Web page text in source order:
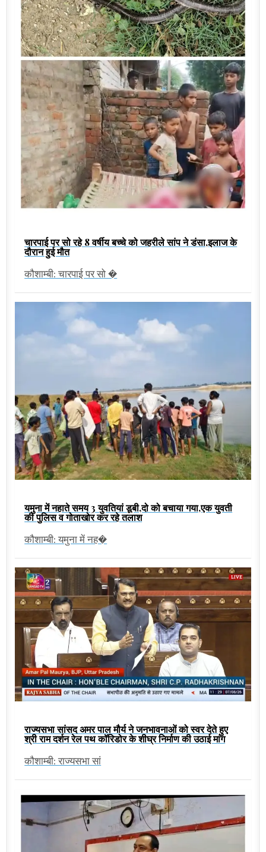
चारपाई पर सो रहे 8 वर्षीय बच्चे को जहरीले सांप ने डंसा,इलाज के
दौरान हुई मौत
कौशाम्बी: चारपाई पर सो �
यमुना में नहाते समय 3 युवतियां डूबी,दो को बचाया गया,एक युवती
की पुलिस व गोताखोर कर रहे तलाश
कौशाम्बी: यमुना में नह�
राज्यसभा सांसद अमर पाल मौर्य ने जनभावनाओं को स्वर देते हुए
श्री राम दर्शन रेल पथ कॉरिडोर के शीघ्र निर्माण की उठाई मांग
कौशाम्बी: राज्यसभा सां